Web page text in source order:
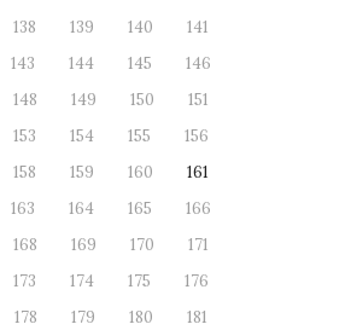
138 139 140
141
143 144 145
146
148 149 150
151
153 154 155
156
158 159 160
161
163 164 165
166
168 169 170
171
173 174 175
176
178 179 180
181